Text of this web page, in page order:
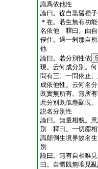
識爲依他性
論曰。從自熏習種
＊在。若生無有功
名依他 釋曰。由自
停住。過一刹那自
他
論曰。若分別性依 5
現。云何成分別。
問有三。一問依止
成依他性。云何名
既實無所有。無所
此分別既似塵顯現
説名分別性
論曰。無量相貌。
別 釋曰。一切塵相
識顛倒生境界故名
別
論曰。無有自相唯
曰。自體既無唯見